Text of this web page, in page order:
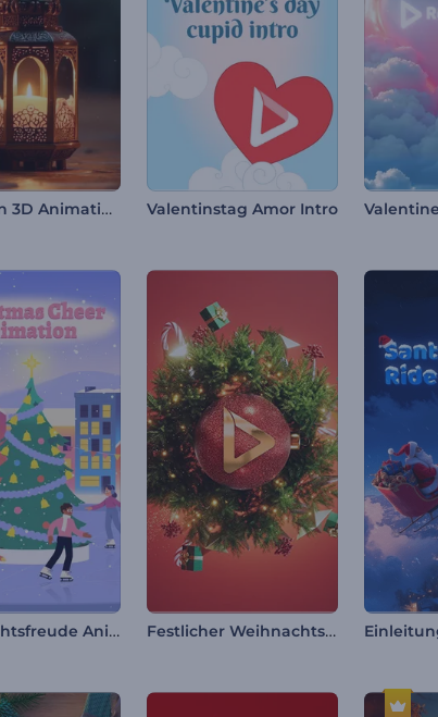
Ramadan 3D Animations Valentinstag Amor Intro
Weihnachtsfreude Animationen Festlicher Weihnachtsball Intro